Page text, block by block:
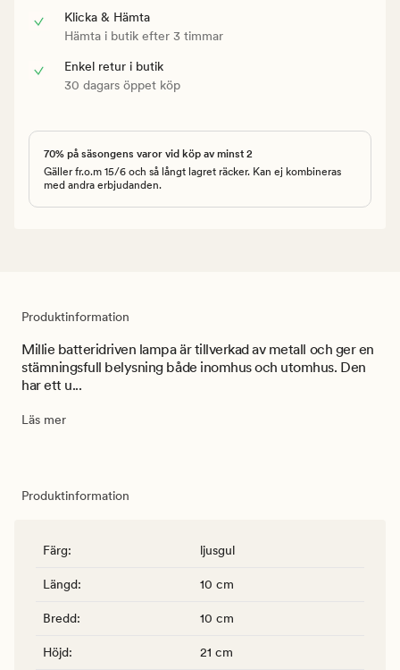
Klicka & Hämta
Hämta i butik efter 3 timmar
Enkel retur i butik
30 dagars öppet köp
70% på säsongens varor vid köp av minst 2
Gäller fr.o.m 15/6 och så långt lagret räcker. Kan ej kombineras
med andra erbjudanden.
Produktinformation
Millie batteridriven lampa är tillverkad av metall och ger en
stämningsfull belysning både inomhus och utomhus. Den
har ett u...
Läs mer
Produktinformation
Färg: ljusgul
Längd: 10 cm
Bredd: 10 cm
Höjd: 21 cm